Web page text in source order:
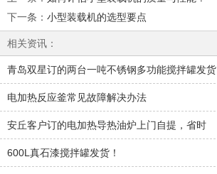
下一条 ： 小型装载机的选型要点
相关资讯：
青岛双星订的两台一吨不锈钢多功能搅拌罐发货
电加热反应釜常见故障解决办法
安丘客户订的电加热导热油炉上门自提，省时
600L真石漆搅拌罐发货！